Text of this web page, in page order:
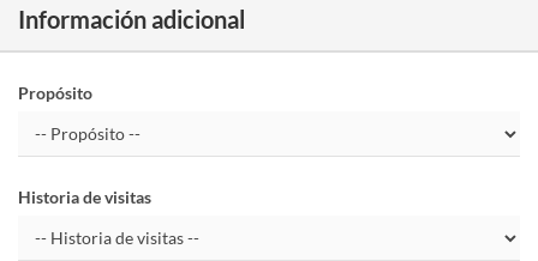
Información adicional
Propósito
Historia de visitas